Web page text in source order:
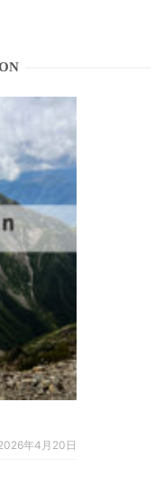
年4月20日